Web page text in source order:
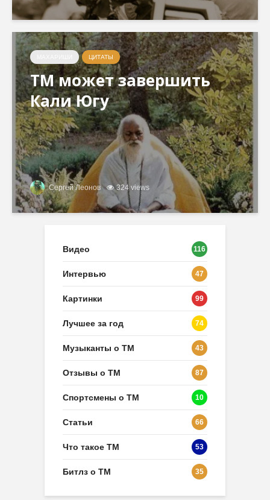
ЦИТАТЫ
ТМ может завершить
Кали Югу
Сергей Леонов 324 views
Видео 116
Интервью 47
Картинки 99
Лучшее за год 74
Музыканты о ТМ 43
Отзывы о ТМ 87
Спортсмены о ТМ 10
Статьи 66
Что такое ТМ 53
Битлз о ТМ 35